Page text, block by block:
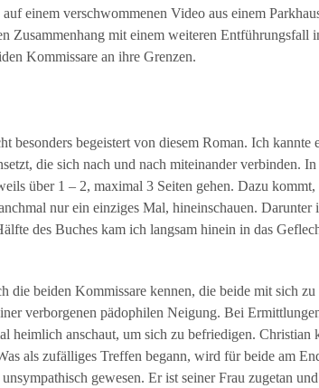
einem verschwommenen Video aus einem
Zusammenhang mit einem weiteren
Kommissare an ihre Grenzen.
besonders begeistert von diesem Roman. Ich
die sich nach und nach miteinander verbinden.
über 1 – 2, maximal 3 Seiten gehen. Dazu kommt,
nur ein einziges Mal, hineinschauen. Darunter
des Buches kam ich langsam hinein in das
die beiden Kommissare kennen, die beide mit sich
verborgenen pädophilen Neigung. Bei
heimlich anschaut, um sich zu befriedigen.
als zufälliges Treffen begann, wird für beide am
gewesen. Er ist seiner Frau zugetan